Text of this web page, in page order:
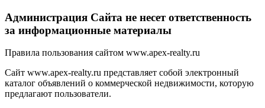
Администрация Сайта не несет ответственность
за информационные материалы
Правила пользования сайтом www.apex-realty.ru
Сайт www.apex-realty.ru представляет собой электронный
каталог объявлений о коммерческой недвижимости, которую
предлагают пользователи.